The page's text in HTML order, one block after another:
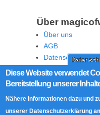
Diese Website verwendet
Bereitstellung unserer
Nähere Informationen dazu und
unserer Datenschutzerklärung
Über
Über uns
AGB
Datenschutz
Rechtliche